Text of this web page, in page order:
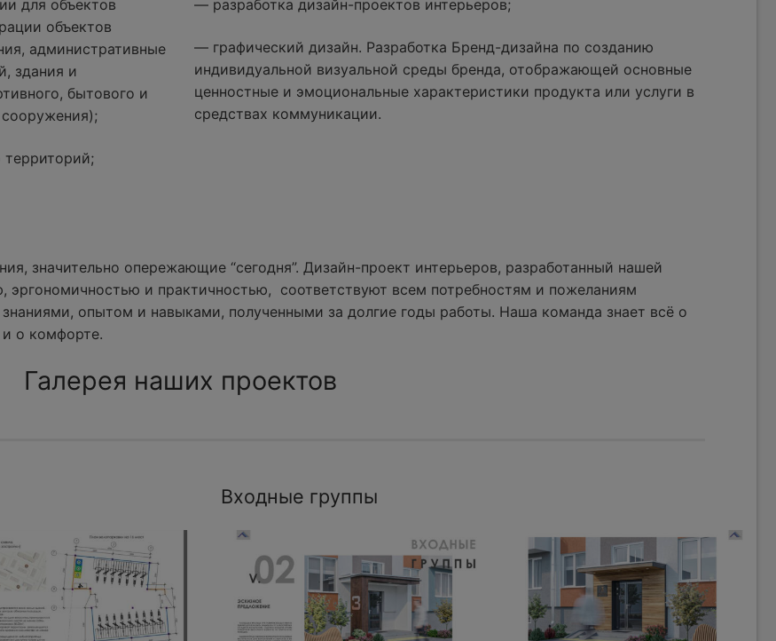
для объектов
объектов
административные
здания и
бытового и
сооружения);
территорий;
— разработка дизайн-проектов интерьеров;
— графический дизайн. Разработка Бренд-дизайна по созданию
индивидуальной визуальной среды бренда, отображающей основные
ценностные и эмоциональные характеристики продукта или услуги в
средствах коммуникации.
значительно опережающие “сегодня”. Дизайн-проект интерьеров, разработанный нашей
эргономичностью и практичностью, соответствуют всем потребностям и пожеланиям
опытом и навыками, полученными за долгие годы работы. Наша команда знает всё о
и о комфорте.
Галерея наших проектов
Входные группы